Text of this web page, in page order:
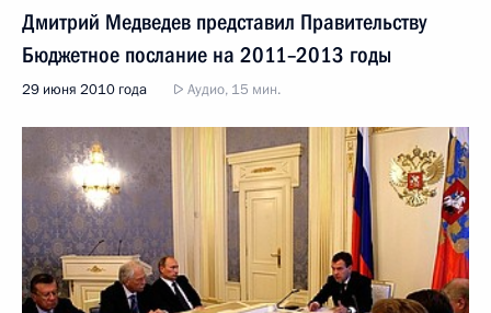
Дмитрий Медведев представил Правительству
Бюджетное послание на 2011–2013 годы
29 июня 2010 года Аудио, 15 мин.